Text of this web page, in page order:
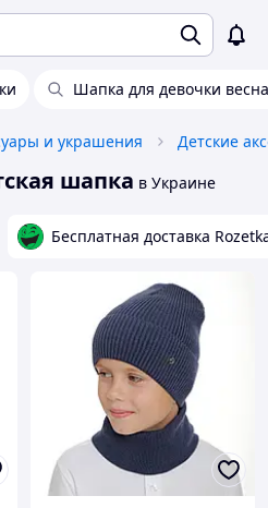
Шапка для девочки
и украшения Детские
шапка в Украине
Бесплатная доставка